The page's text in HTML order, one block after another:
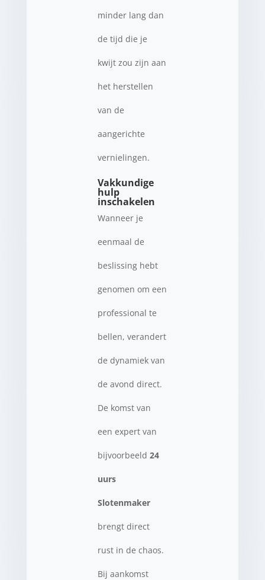
minder lang dan
de tijd die je
kwijt zou zijn aan
het herstellen
van de
aangerichte
vernielingen.
Vakkundige
hulp
inschakelen
Wanneer je
eenmaal de
beslissing hebt
genomen om een
professional te
bellen, verandert
de dynamiek van
de avond direct.
De komst van
een expert van
bijvoorbeeld 24
uurs
Slotenmaker
brengt direct
rust in de chaos.
Bij aankomst